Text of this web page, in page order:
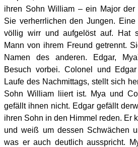
ihren Sohn William – ein Major der
Sie verherrlichen den Jungen. Eine
völlig wirr und aufgelöst auf. Hat
Mann von ihrem Freund getrennt.
Namen des anderen. Edgar,
Besuch vorbei. Colonel und
Laufe des Nachmittags, stellt sich
Sohn William liiert ist. Mya und
gefällt ihnen nicht. Edgar gefällt
ihren Sohn in den Himmel reden. Er
und weiß um dessen Schwächen
was er auch deutlich ausspricht.